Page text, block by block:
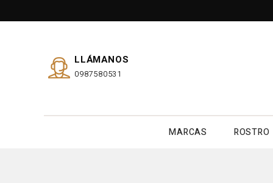
LLÁMANOS
0987580531
MARCAS ROSTRO